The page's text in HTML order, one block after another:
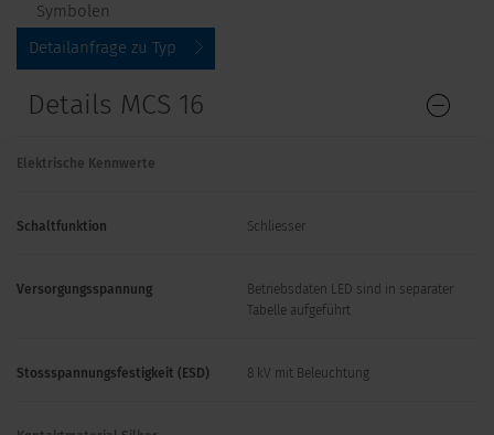
Symbolen
Detailanfrage zu Typ
Details MCS 16
Elektrische Kennwerte
Schaltfunktion Schliesser
Versorgungsspannung
Betriebsdaten LED sind in separater
Tabelle aufgeführt
Stossspannungsfestigkeit (ESD) 8 kV mit Beleuchtung